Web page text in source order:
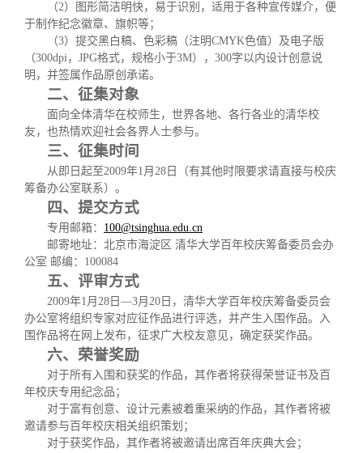
（2）图形简洁明快，易于识别，适用于各种宣传媒介，便
于制作纪念徽章、旗帜等；
（3）提交黑白稿、色彩稿（注明CMYK色值）及电子版
（300dpi， JPG格式，规格小于3M）， 300字以内设计创意说
明，并签属作品原创承诺。
二、征集对象
面向全体清华在校师生，世界各地、各行各业的清华校
友，也热情欢迎社会各界人士参与。
三、征集时间
从即日起至2009年1月 28 日
（有其他时限要求请直接与校庆
筹备办公室联系）。
四、提交方式
专用邮箱： 100@tsinghua.edu.cn
邮寄地址：北京市海淀区 清华大学百年校庆筹备委员会办
公室 邮编： 100084
五、评审方式
2009年1月 28 日 —3月 20 日 ，清华大学百年校庆筹备委员会
办公室将组织专家对应征作品进行评选，并产生入围作品。入
围作品将在网上发布，征求广大校友意见，确定获奖作品。
六、荣誉奖励
对于所有入围和获奖的作品，其作者将获得荣誉证书及百
年校庆专用纪念品；
对于富有创意、设计元素被着重采纳的作品，其作者将被
邀请参与百年校庆相关组织策划；
对于获奖作品，其作者将被邀请出席百年庆典大会；